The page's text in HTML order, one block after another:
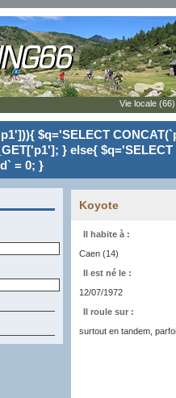
$q='SELECT
} else{
= 0; }
Koyote
Il habite à :
Caen (14)
Il est né le :
12/07/1972
Il roule sur :
surtout en tandem,
Vie locale (66)